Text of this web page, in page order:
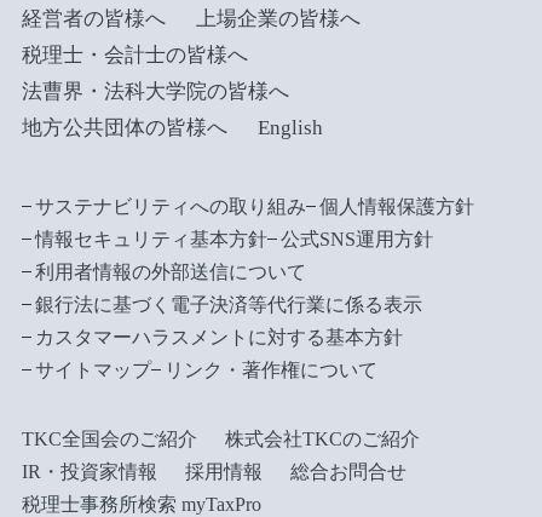
経営者の皆様へ
上場企業の皆様へ
税理士・会計士の皆様へ
法曹界・法科大学院の皆様へ
地方公共団体の皆様へ
English
サステナビリティへの取り組み
個人情報保護方針
情報セキュリティ基本方針
公式SNS運用方針
利用者情報の外部送信について
銀行法に基づく電子決済等代行業に係る表示
カスタマーハラスメントに対する基本方針
サイトマップ
リンク・著作権について
TKC全国会のご紹介
株式会社TKCのご紹介
IR・投資家情報
採用情報
総合お問合せ
税理士事務所検索 myTaxPro